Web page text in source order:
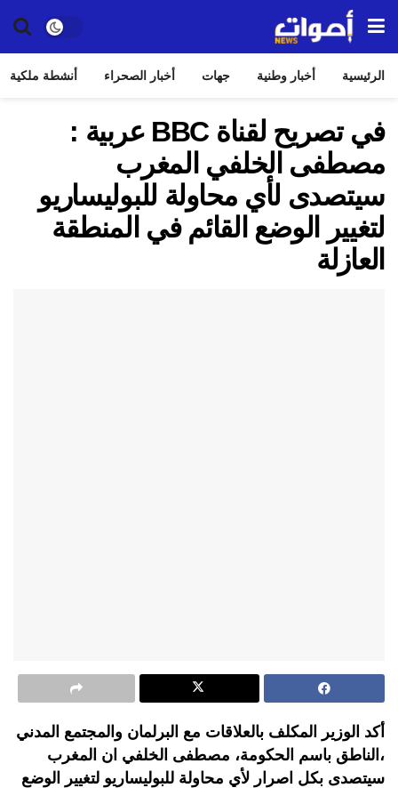
الرئيسية أخبار وطنية جهات أخبار الصحراء أنشطة ملكية
في تصريح لقناة BBC عربية :
مصطفى الخلفي المغرب
سيتصدى لأي محاولة للبوليساريو
لتغيير الوضع القائم في المنطقة
العازلة
أكد الوزير المكلف بالعلاقات مع البرلمان والمجتمع المدني
،الناطق باسم الحكومة، مصطفى الخلفي ان المغرب
سيتصدى بكل اصرار لأي محاولة للبوليساريو لتغيير الوضع